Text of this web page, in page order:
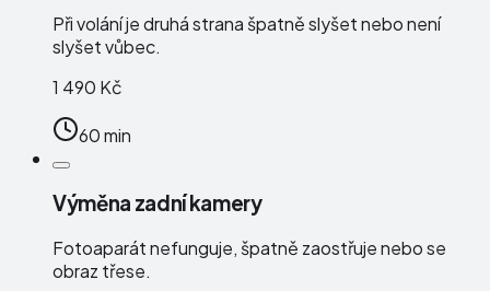
Při volání je druhá strana špatně slyšet nebo není
slyšet vůbec.
1 490 Kč
60 min
Výměna zadní kamery
Fotoaparát nefunguje, špatně zaostřuje nebo se
obraz třese.